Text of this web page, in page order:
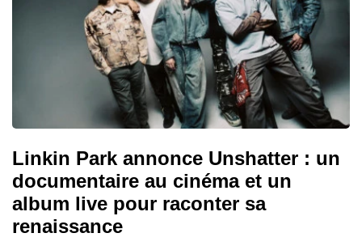
Linkin Park annonce Unshatter : un
documentaire au cinéma et un
album live pour raconter sa
renaissance